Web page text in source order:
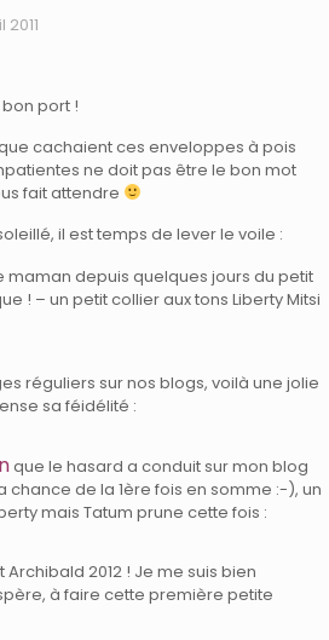
2011
port !
cachaient ces enveloppes à pois
ne doit pas être le bon mot
fait attendre
il est temps de lever le voile :
maman depuis quelques jours du petit
! – un petit collier aux tons Liberty Mitsi
réguliers sur nos blogs, voilà une jolie
sa féidélité :
que le hasard a conduit sur mon blog
chance de la 1ère fois en somme :-), un
mais Tatum prune cette fois :
2012 ! Je me suis bien
à faire cette première petite